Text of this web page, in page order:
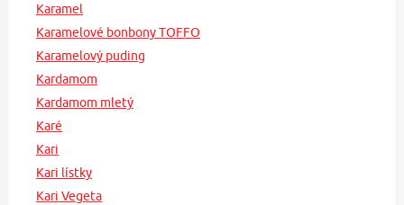
Karamel
Karamelové bonbony TOFFO
Karamelový puding
Kardamom
Kardamom mletý
Karé
Kari
Kari lístky
Kari Vegeta